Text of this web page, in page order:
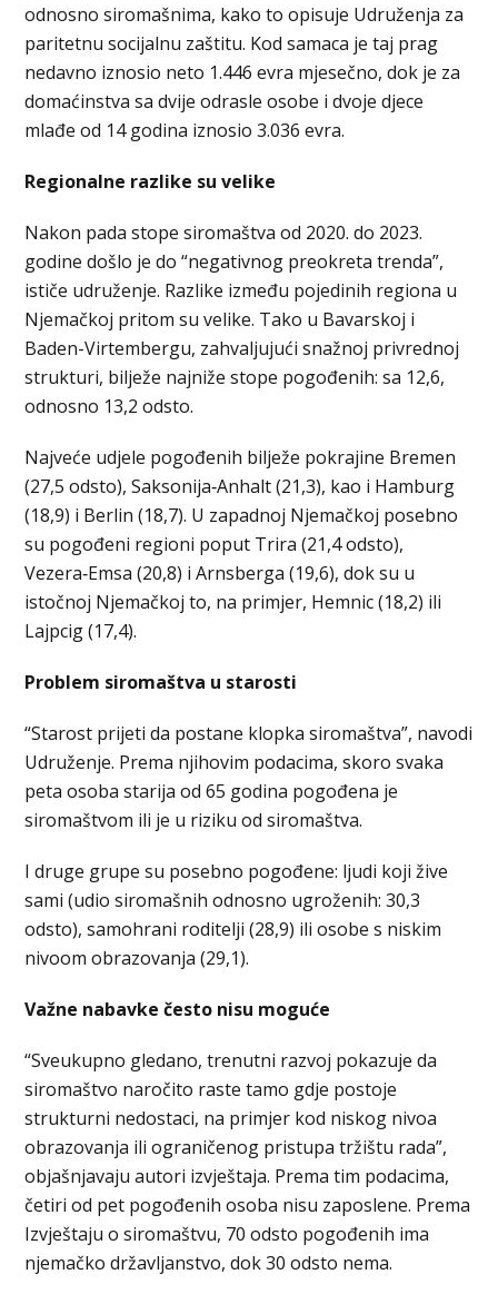
odnosno siromašnima, kako to opisuje Udruženja za
paritetnu socijalnu zaštitu. Kod samaca je taj prag
nedavno iznosio neto 1.446 evra mjesečno, dok je za
domaćinstva sa dvije odrasle osobe i dvoje djece
mlađe od 14 godina iznosio 3.036 evra.
Regionalne razlike su velike
Nakon pada stope siromaštva od 2020. do 2023.
godine došlo je do “negativnog preokreta trenda”,
ističe udruženje. Razlike između pojedinih regiona u
Njemačkoj pritom su velike. Tako u Bavarskoj i
Baden-Virtembergu, zahvaljujući snažnoj privrednoj
strukturi, bilježe najniže stope pogođenih: sa 12,6,
odnosno 13,2 odsto.
Najveće udjele pogođenih bilježe pokrajine Bremen
(27,5 odsto), Saksonija‑Anhalt (21,3), kao i Hamburg
(18,9) i Berlin (18,7). U zapadnoj Njemačkoj posebno
su pogođeni regioni poput Trira (21,4 odsto),
Vezera‑Emsa (20,8) i Arnsberga (19,6), dok su u
istočnoj Njemačkoj to, na primjer, Hemnic (18,2) ili
Lajpcig (17,4).
Problem siromaštva u starosti
“Starost prijeti da postane klopka siromaštva”, navodi
Udruženje. Prema njihovim podacima, skoro svaka
peta osoba starija od 65 godina pogođena je
siromaštvom ili je u riziku od siromaštva.
I druge grupe su posebno pogođene: ljudi koji žive
sami (udio siromašnih odnosno ugroženih: 30,3
odsto), samohrani roditelji (28,9) ili osobe s niskim
nivoom obrazovanja (29,1).
Važne nabavke često nisu moguće
“Sveukupno gledano, trenutni razvoj pokazuje da
siromaštvo naročito raste tamo gdje postoje
strukturni nedostaci, na primjer kod niskog nivoa
obrazovanja ili ograničenog pristupa tržištu rada”,
objašnjavaju autori izvještaja. Prema tim podacima,
četiri od pet pogođenih osoba nisu zaposlene. Prema
Izvještaju o siromaštvu, 70 odsto pogođenih ima
njemačko državljanstvo, dok 30 odsto nema.